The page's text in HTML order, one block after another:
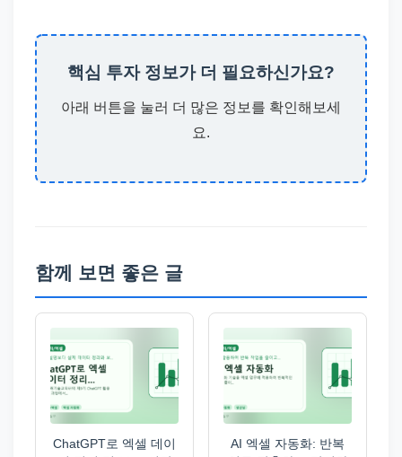
핵심 투자 정보가 더 필요하신가요?
아래 버튼을 눌러 더 많은 정보를 확인해보세
요.
함께 보면 좋은 글
ChatGPT로 엑셀 데이
AI 엑셀 자동화: 반복